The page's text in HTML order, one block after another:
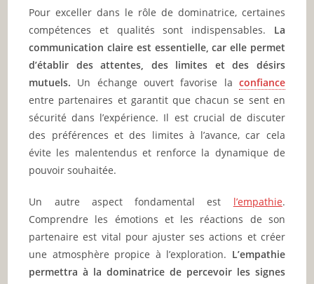
Pour exceller dans le rôle de dominatrice, certaines
compétences et qualités sont indispensables. La
communication claire est essentielle, car elle permet
d’établir des attentes, des limites et des désirs
mutuels. Un échange ouvert favorise la confiance
entre partenaires et garantit que chacun se sent en
sécurité dans l’expérience. Il est crucial de discuter
des préférences et des limites à l’avance, car cela
évite les malentendus et renforce la dynamique de
pouvoir souhaitée.
Un autre aspect fondamental est l’empathie.
Comprendre les émotions et les réactions de son
partenaire est vital pour ajuster ses actions et créer
une atmosphère propice à l’exploration. L’empathie
permettra à la dominatrice de percevoir les signes